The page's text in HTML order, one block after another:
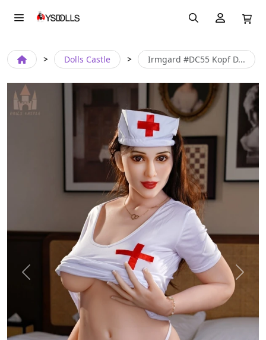
Dolls Castle Irmgard #DC55 Kopf D...
Previous Next